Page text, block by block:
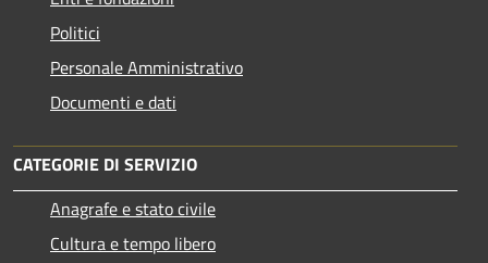
Politici
Personale Amministrativo
Documenti e dati
CATEGORIE DI SERVIZIO
Anagrafe e stato civile
Cultura e tempo libero